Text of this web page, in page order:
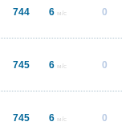
744 6 м/с 0
745 6 м/с 0
745 6 м/с 0